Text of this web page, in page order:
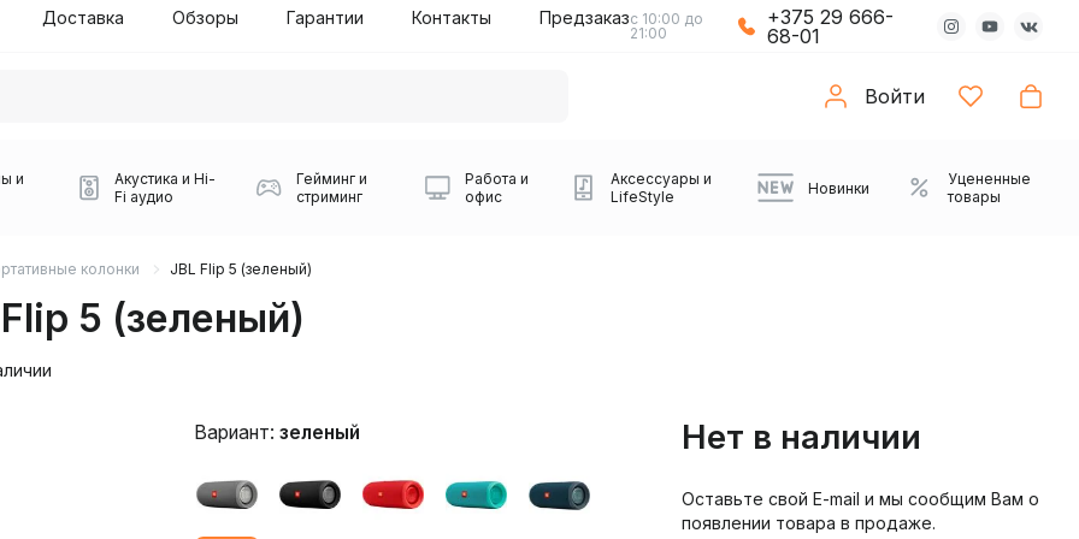
Доставка Обзоры Гарантии Контакты Предзаказс 10:00 до
21:00
+375 29 666-
68-01
Войти
Игровые наушники Беспроводные колонки Плееры Аудиоинтерфейсы
и
Микрофоны BOYA Наборы
Виниловые
проигрыватели
Звуковые карты
Акустика и Hi-
Fi аудио
Портативные колонки Ресиверы Partybox
Саундбары
Гейминг и
стриминг
Игровые мыши Logitech Геймпады Компьютерные колонки Веб-камеры
Работа и
офис
Наборы периферии Коврики для мыши Коврики с подсветкой Проекторы
Аксессуары и
LifeStyle
USB Type-C адаптеры Зарядные устройства Транспорт
Новинки
Уцененные
товары
колонки JBL Flip 5 (зеленый)
5 (зеленый)
Вариант:зеленый Нет в наличии
Оставьте свой E-mail и мы сообщим Вам о
появлении товара в продаже.